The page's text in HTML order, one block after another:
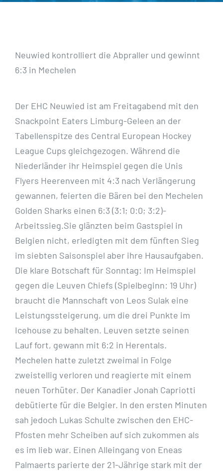
Neuwied kontrolliert die Abpraller und gewinnt
6:3 in Mechelen
Der EHC Neuwied ist am Freitagabend mit den
Snackpoint Eaters Limburg-Geleen an der
Tabellenspitze des Central European Hockey
League Cups gleichgezogen. Während die
Niederländer ihr Heimspiel gegen die Unis
Flyers Heerenveen mit 4:3 nach Verlängerung
gewannen, feierten die Bären bei den Mechelen
Golden Sharks einen 6:3 (3:1; 0:0; 3:2)-
Arbeitssieg.Sie glänzten beim Gastspiel in
Belgien nicht, erledigten mit dem fünften Sieg
im siebten Saisonspiel aber ihre Hausaufgaben.
Die klare Botschaft für Sonntag: Im Heimspiel
gegen die Leuven Chiefs (Spielbeginn: 19 Uhr)
braucht die Mannschaft von Leos Sulak eine
Leistungssteigerung, um die drei Punkte im
Icehouse zu behalten. Leuven setzte seinen
Lauf fort, gewann mit 6:2 in Herentals.
Mechelen hatte zuletzt zweimal in Folge
zweistellig verloren und reagierte mit einem
neuen Torhüter. Der Kanadier Jonah Capriotti
debütierte für die Belgier. In den ersten Minuten
sah jedoch Lukas Schulte zwischen den EHC-
Pfosten mehr Scheiben auf sich zukommen als
es im lieb war. Einen Alleingang von Eneas
Palmaerts parierte der 21-Jährige stark mit der